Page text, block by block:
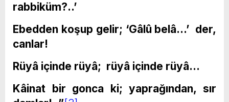
rabbiküm?..’
Ebedden koşup gelir; ‘Gâlû belâ…’ der,
canlar!
Rüyâ içinde rüyâ; rüyâ içinde rüyâ…
Kâinat bir gonca ki; yaprağından, sır